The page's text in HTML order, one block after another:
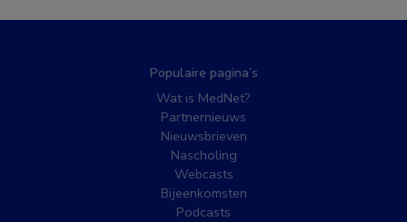
Populaire pagina’s
Wat is MedNet?
Partnernieuws
Nieuwsbrieven
Nascholing
Webcasts
Bijeenkomsten
Podcasts